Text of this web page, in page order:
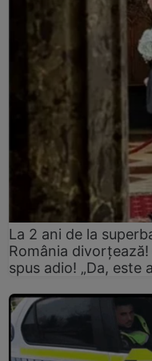
La 2 ani de la
România
spus adio! „Da, este